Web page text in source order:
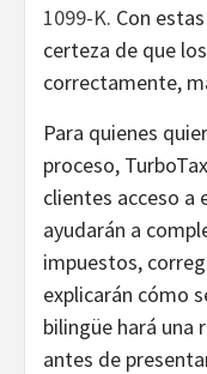
1099-K. Con
certeza de que
correctamente,
Para quienes
proceso,
clientes acceso a
ayudarán a
impuestos,
explicarán cómo
bilingüe hará una
antes de